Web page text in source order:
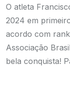
O atleta
2024 em
acordo com
Associação
bela conquista!